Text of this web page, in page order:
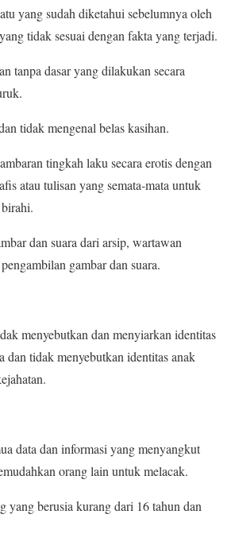
yang sudah diketahui sebelumnya oleh
tidak sesuai dengan fakta yang terjadi.
tanpa dasar yang dilakukan secara
tidak mengenal belas kasihan.
tingkah laku secara erotis dengan
atau tulisan yang semata-mata untuk
dan suara dari arsip, wartawan
gambar dan suara.
menyebutkan dan menyiarkan identitas
dan tidak menyebutkan identitas anak
data dan informasi yang menyangkut
orang lain untuk melacak.
yang berusia kurang dari 16 tahun dan